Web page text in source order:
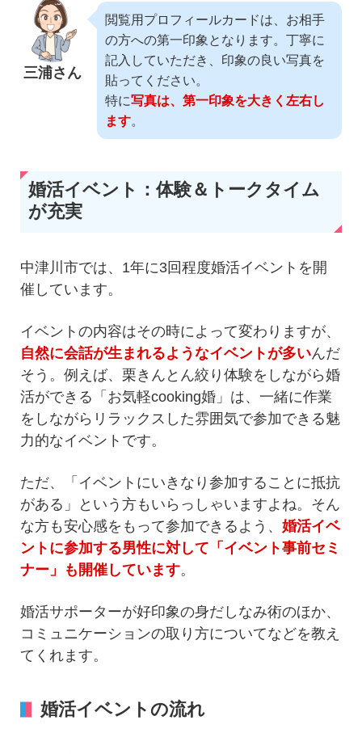
三浦さん
閲覧用プロフィールカードは、お相手
の方への第一印象となります。丁寧に
記入していただき、印象の良い写真を
貼ってください。
特に写真は、第一印象を大きく左右し
ます。
婚活イベント：体験＆トークタイム
が充実
中津川市では、1年に3回程度婚活イベントを開
催しています。
イベントの内容はその時によって変わりますが、
自然に会話が生まれるようなイベントが多いんだ
そう。例えば、栗きんとん絞り体験をしながら婚
活ができる「お気軽cooking婚」は、一緒に作業
をしながらリラックスした雰囲気で参加できる魅
力的なイベントです。
ただ、「イベントにいきなり参加することに抵抗
がある」という方もいらっしゃいますよね。そん
な方も安心感をもって参加できるよう、婚活イベ
ントに参加する男性に対して「イベント事前セミ
ナー」も開催しています。
婚活サポーターが好印象の身だしなみ術のほか、
コミュニケーションの取り方についてなどを教え
てくれます。
婚活イベントの流れ